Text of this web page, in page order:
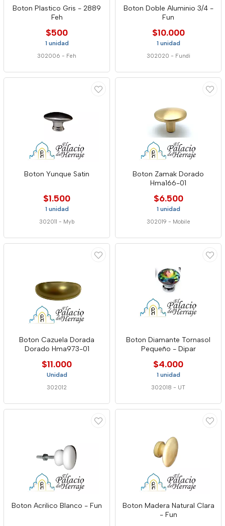
Boton Plastico Gris - 2889
Feh
$500
1 unidad
302006 - Feh
Boton Doble Aluminio 3/4 -
Fun
$10.000
1 unidad
302020 - Fundi
Boton Yunque Satin
$1.500
1 unidad
302011 - Myb
Boton Zamak Dorado
Hma166-01
$6.500
1 unidad
302019 - Mobile
Boton Cazuela Dorada
Dorado Hma973-01
$11.000
Unidad
302012
Boton Diamante Tornasol
Pequeño - Dipar
$4.000
1 unidad
302018 - UT
Boton Acrilico Blanco - Fun
Boton Madera Natural Clara
- Fun